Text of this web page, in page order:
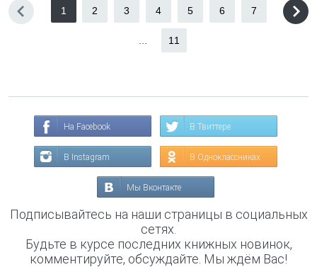
1 2 3 4 5 6 7
11
На Facebook В Твиттере
В Instagram В Одноклассниках
Мы Вконтакте
Подписывайтесь на наши страницы в социальных
сетях.
Будьте в курсе последних книжных новинок,
комментируйте, обсуждайте. Мы ждём Вас!